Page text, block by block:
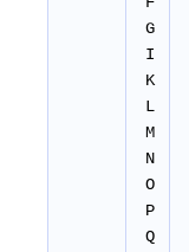
G
I
K
L
M
N
O
P
Q